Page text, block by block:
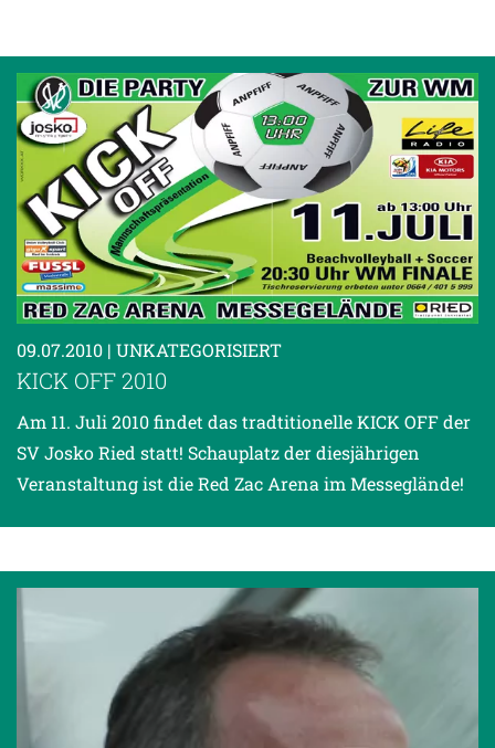
09.07.2010 | UNKATEGORISIERT
KICK OFF 2010
Am 11. Juli 2010 findet das tradtitionelle KICK OFF der
SV Josko Ried statt! Schauplatz der diesjährigen
Veranstaltung ist die Red Zac Arena im Messeglände!